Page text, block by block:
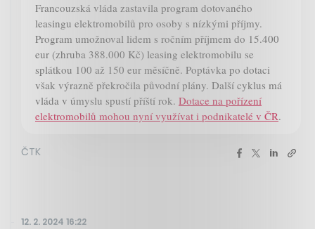
Francouzská vláda zastavila program dotovaného
leasingu elektromobilů pro osoby s nízkými příjmy.
Program umožnoval lidem s ročním příjmem do 15.400
eur (zhruba 388.000 Kč) leasing elektromobilu se
splátkou 100 až 150 eur měsíčně. Poptávka po dotaci
však výrazně překročila původní plány. Další cyklus má
vláda v úmyslu spustí příští rok. Dotace na pořízení
elektromobilů mohou nyní využívat i podnikatelé v ČR.
ČTK
12. 2. 2024 16:22